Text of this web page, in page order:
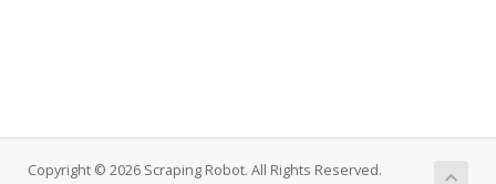
Copyright © 2026 Scraping Robot. All Rights Reserved.